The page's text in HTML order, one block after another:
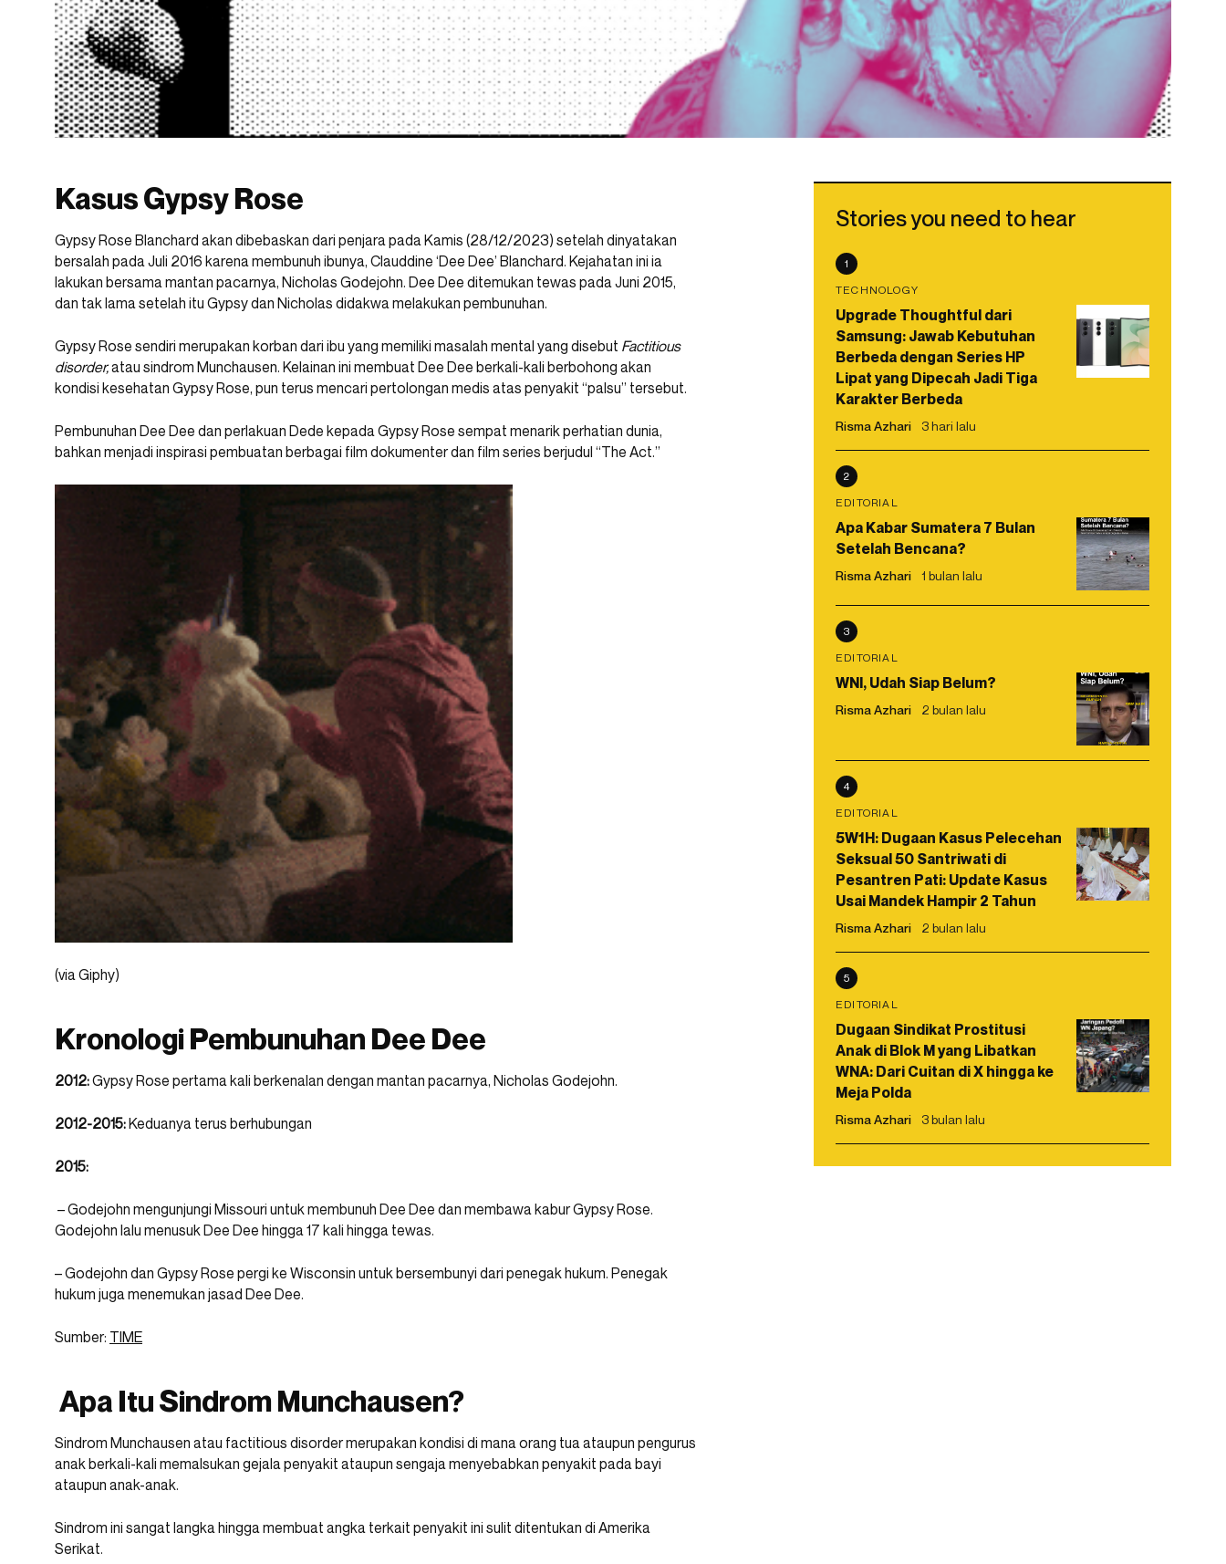
Kasus Gypsy Rose
Gypsy Rose Blanchard akan dibebaskan dari penjara pada Kamis (28/12/2023) setelah dinyatakan
bersalah pada Juli 2016 karena membunuh ibunya, Clauddine ‘Dee Dee’ Blanchard. Kejahatan ini ia
lakukan bersama mantan pacarnya, Nicholas Godejohn. Dee Dee ditemukan tewas pada Juni 2015,
dan tak lama setelah itu Gypsy dan Nicholas didakwa melakukan pembunuhan.
Gypsy Rose sendiri merupakan korban dari ibu yang memiliki masalah mental yang disebut Factitious
disorder,atau sindrom Munchausen. Kelainan ini membuat Dee Dee berkali-kali berbohong akan
kondisi kesehatan Gypsy Rose, pun terus mencari pertolongan medis atas penyakit “palsu” tersebut.
Pembunuhan Dee Dee dan perlakuan Dede kepada Gypsy Rose sempat menarik perhatian dunia,
bahkan menjadi inspirasi pembuatan berbagai film dokumenter dan film series berjudul “The Act.”
(via Giphy)
Kronologi Pembunuhan Dee Dee
2012:Gypsy Rose pertama kali berkenalan dengan mantan pacarnya, Nicholas Godejohn.
2012-2015:Keduanya terus berhubungan
2015:
– Godejohn mengunjungi Missouri untuk membunuh Dee Dee dan membawa kabur Gypsy Rose.
Godejohn lalu menusuk Dee Dee hingga 17 kali hingga tewas.
– Godejohn dan Gypsy Rose pergi ke Wisconsin untuk bersembunyi dari penegak hukum. Penegak
hukum juga menemukan jasad Dee Dee.
Sumber: TIME
Apa Itu Sindrom Munchausen?
Sindrom Munchausen atau factitious disorder merupakan kondisi di mana orang tua ataupun pengurus
anak berkali-kali memalsukan gejala penyakit ataupun sengaja menyebabkan penyakit pada bayi
ataupun anak-anak.
Sindrom ini sangat langka hingga membuat angka terkait penyakit ini sulit ditentukan di Amerika
Serikat.
Stories you need to hear
1
TECHNOLOGY
Upgrade Thoughtful dari
Samsung: Jawab Kebutuhan
Berbeda dengan Series HP
Lipat yang Dipecah Jadi Tiga
Karakter Berbeda
Risma Azhari 3 hari lalu
2
EDITORIAL
Apa Kabar Sumatera 7 Bulan
Setelah Bencana?
Risma Azhari 1 bulan lalu
3
EDITORIAL
WNI, Udah Siap Belum?
Risma Azhari 2 bulan lalu
4
EDITORIAL
5W1H: Dugaan Kasus Pelecehan
Seksual 50 Santriwati di
Pesantren Pati: Update Kasus
Usai Mandek Hampir 2 Tahun
Risma Azhari 2 bulan lalu
5
EDITORIAL
Dugaan Sindikat Prostitusi
Anak di Blok M yang Libatkan
WNA: Dari Cuitan di X hingga ke
Meja Polda
Risma Azhari 3 bulan lalu